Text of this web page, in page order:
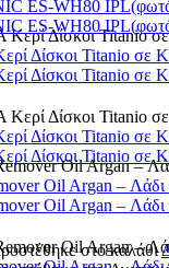
Δίσκοι Titanio σε
Δίσκοι Titanio σε
Oil Argan –
Oil Argan –
στο καλάθι
ES-WH80
ES-WH80
Δίσκοι Titanio σε
Δίσκοι Titanio σε